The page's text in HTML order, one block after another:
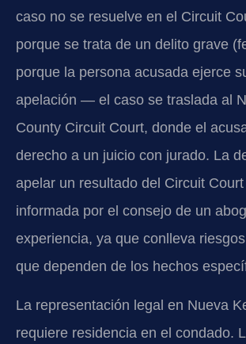
caso no se resuelve en el Circuit
porque se trata de un delito grave
porque la persona acusada ejerce
apelación — el caso se traslada al
County Circuit Court, donde el
derecho a un juicio con jurado. La
apelar un resultado del Circuit
informada por el consejo de un
experiencia, ya que conlleva
que dependen de los hechos
La representación legal en Nueva
requiere residencia en el condado.